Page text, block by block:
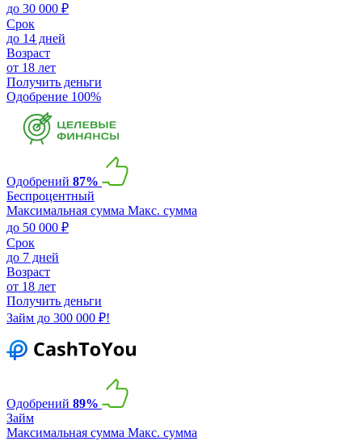
до 30 000 ₽
Срок
до 14 дней
Возраст
от 18 лет
Получить деньги
Одобрение 100%
Одобрений 87%
Беспроцентный
Максимальная сумма Макс. сумма
до 50 000 ₽
Срок
до 7 дней
Возраст
от 18 лет
Получить деньги
Займ до 300 000 ₽!
Одобрений 89%
Займ
Максимальная сумма Макс. сумма